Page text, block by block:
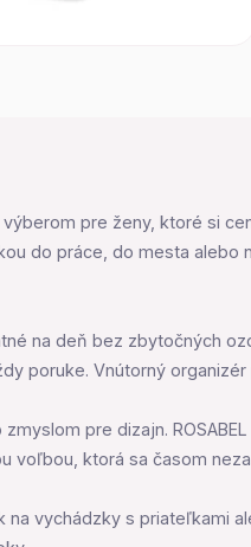
výberom pre ženy, ktoré si
do práce, do mesta
na deň bez zbytočných
poruke. Vnútorný
pre dizajn.
voľbou, ktorá sa časom
vychádzky s priateľkami